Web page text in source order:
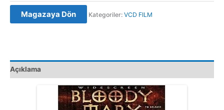
(2006)
OrjinalMagazaya Dön Kategoriler: VCD FILM
Açıklama